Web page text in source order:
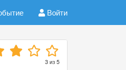
Войти
3из5